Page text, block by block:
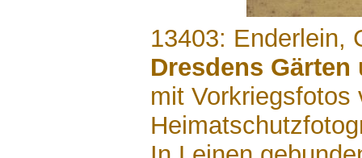
13403: Enderlein,
Dresdens Gärten
mit Vorkriegsfotos